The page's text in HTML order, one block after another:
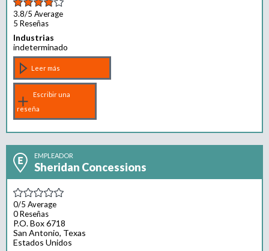
3.8/5 Average
5 Reseñas
Industrias
indeterminado
Leer más
Escribir una
reseña
EMPLEADOR
Sheridan Concessions
0/5 Average
0 Reseñas
P.O. Box 6718
San Antonio, Texas
Estados Unidos